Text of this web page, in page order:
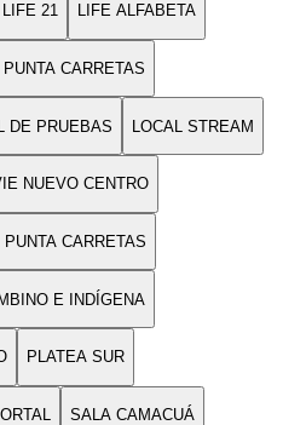
LIFE 21 LIFE ALFABETA
PUNTA CARRETAS
DE PRUEBAS LOCAL STREAM
NUEVO CENTRO
PUNTA CARRETAS
E INDÍGENA
PLATEA SUR
SALA CAMACUÁ